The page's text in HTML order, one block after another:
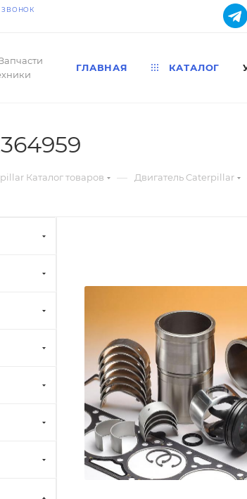
ЗВОНОК
ГЛАВНАЯ КАТАЛОГ
Каталог товаров — Двигатель Caterpillar